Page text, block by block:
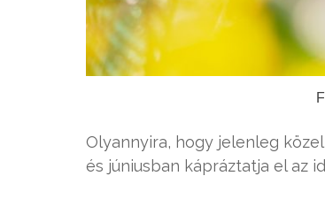
Olyannyira, hogy jelenleg közel
és júniusban kápráztatja el az